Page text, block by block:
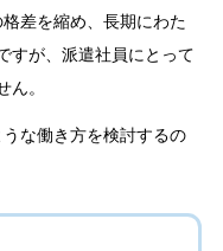
差を縮め、長期にわた
すが、派遣社員にとって
。
な働き方を検討するの